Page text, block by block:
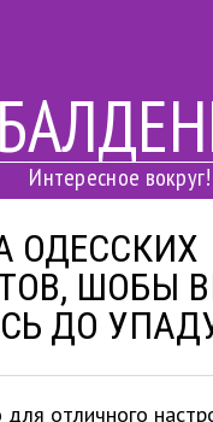
Интересное вокруг!
ОДЕССКИХ
ШОБЫ
ДО
отличного